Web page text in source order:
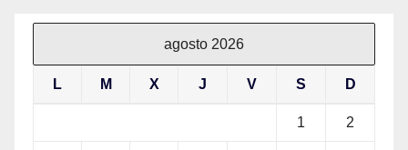
agosto 2026
L M X J V S D
1 2